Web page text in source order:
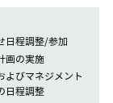
日程調整/参加
画の実施
よびマネジメント
日程調整